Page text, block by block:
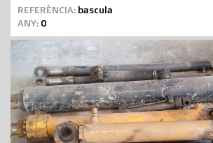
REFERÈNCIA: bascula
ANY: 0